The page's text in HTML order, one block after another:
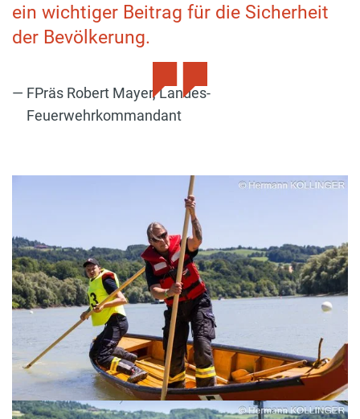
ein wichtiger Beitrag für die Sicherheit
der Bevölkerung.
FPräs Robert Mayer, Landes-
Feuerwehrkommandant